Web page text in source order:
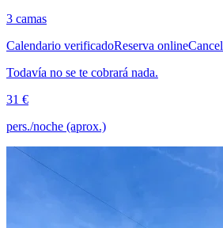
3 camas
Calendario verificadoReserva online
Todavía no se te cobrará nada.
31 €
pers./noche (aprox.)